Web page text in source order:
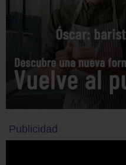
Publicidad